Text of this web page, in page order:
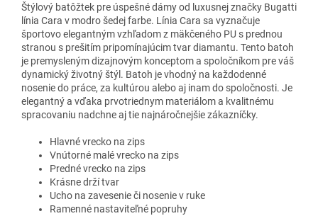
Štýlový batôžtek pre úspešné dámy od luxusnej značky Bugatti
línia Cara v modro šedej farbe. Línia Cara sa vyznačuje
športovo elegantným vzhľadom z mäkčeného PU s prednou
stranou s prešitím pripomínajúcim tvar diamantu. Tento batoh
je premysleným dizajnovým konceptom a spoločníkom pre váš
dynamický životný štýl. Batoh jevhodný na každodenné
nosenie do práce, za kultúrou alebo aj inam do spoločnosti. Je
elegantný a vďaka prvotriednym materiálom a kvalitnému
spracovaniu nadchne aj tie najnáročnejšie zákazníčky.
Hlavné vrecko na zips
Vnútorné malé vrecko na zips
Predné vrecko na zips
Krásne drží tvar
Ucho na zavesenie či nosenie v ruke
Ramenné nastaviteľné popruhy